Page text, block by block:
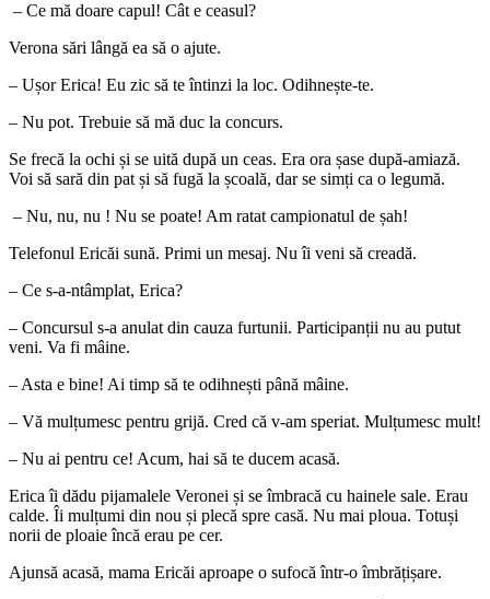
– Ce mă doare capul! Cât e ceasul?
Verona sări lângă ea să o ajute.
– Ușor Erica! Eu zic să te întinzi la loc. Odihnește-te.
– Nu pot. Trebuie să mă duc la concurs.
Se frecă la ochi și se uită după un ceas. Era ora șase după-amiază.
Voi să sară din pat și să fugă la școală, dar se simți ca o legumă.
– Nu, nu, nu ! Nu se poate! Am ratat campionatul de șah!
Telefonul Ericăi sună. Primi un mesaj. Nu îi veni să creadă.
– Ce s-a-ntâmplat, Erica?
– Concursul s-a anulat din cauza furtunii. Participanții nu au putut
veni. Va fi mâine.
– Asta e bine! Ai timp să te odihnești până mâine.
– Vă mulțumesc pentru grijă. Cred că v-am speriat. Mulțumesc mult!
– Nu ai pentru ce! Acum, hai să te ducem acasă.
Erica îi dădu pijamalele Veronei și se îmbracă cu hainele sale. Erau
calde. Îi mulțumi din nou și plecă spre casă. Nu mai ploua. Totuși
norii de ploaie încă erau pe cer.
Ajunsă acasă, mama Ericăi aproape o sufocă într-o îmbrățișare.